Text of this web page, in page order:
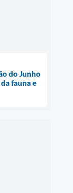
do Junho
fauna e